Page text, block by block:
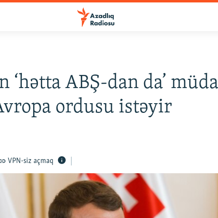
‘hətta ABŞ-dan da’
ordusu istəyir
VPN-siz açmaq